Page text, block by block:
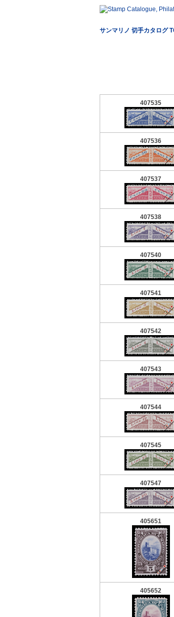
サンマリノ 切手カタログ
407535
407536
407537
407538
407540
407541
407542
407543
407544
407545
407547
405651
405652